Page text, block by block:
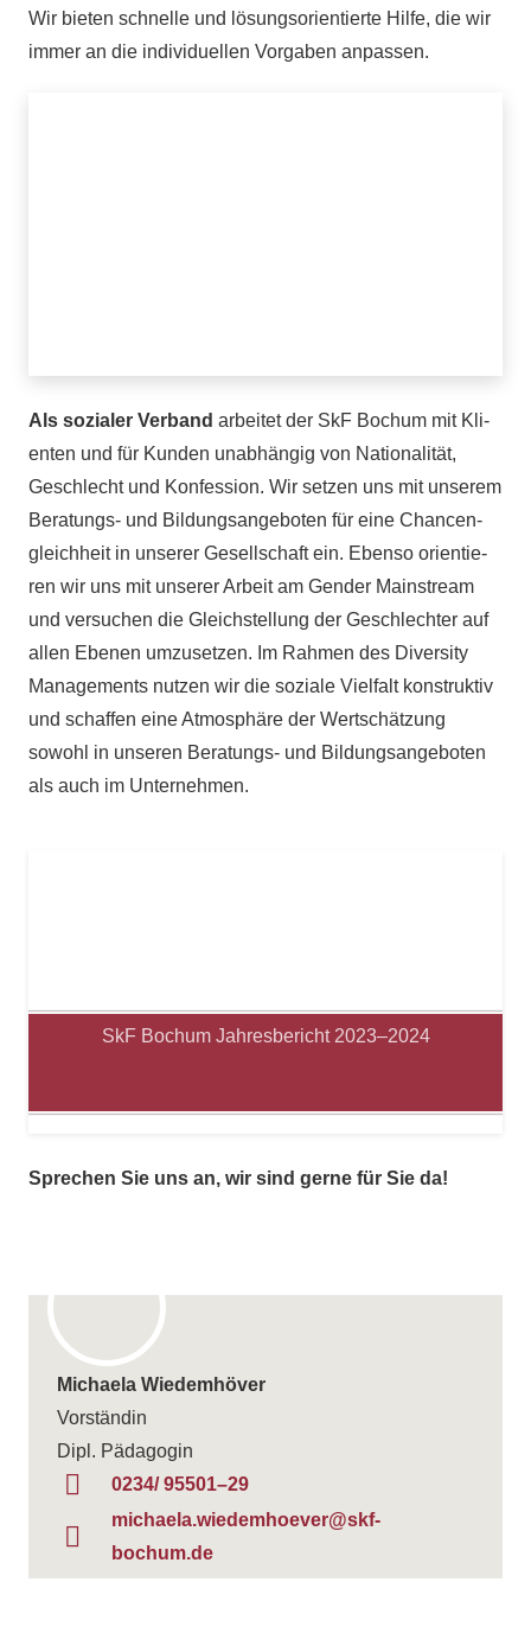
Wir bie­ten schnelle und lösungs­ori­en­tierte Hilfe, die wir
immer an die indi­vi­du­el­len Vor­ga­ben anpassen.
Als sozia­ler Ver­band arbei­tet der SkF Bochum mit Kli­
en­ten und für Kun­den unab­hän­gig von Natio­na­li­tät,
Geschlecht und Kon­fes­sion. Wir set­zen uns mit unse­rem
Bera­­tungs- und Bil­dungs­an­ge­bo­ten für eine Chan­cen­
gleich­heit in unse­rer Gesell­schaft ein. Ebenso ori­en­tie­
ren wir uns mit unse­rer Arbeit am Gen­der Main­stream
und ver­su­chen die Gleich­stel­lung der Geschlech­ter auf
allen Ebe­nen umzu­set­zen. Im Rah­men des Diver­sity
Manage­ments nut­zen wir die soziale Viel­falt kon­struk­tiv
und schaf­fen eine Atmo­sphäre der Wert­schät­zung
sowohl in unse­ren Bera­­tungs- und Bil­dungs­an­ge­bo­ten
als auch im Unternehmen.
SkF Bochum Jah­res­be­richt 2023–2024
Spre­chen Sie uns an, wir sind gerne für Sie da!
Michaela Wie­dem­hö­ver
Vorständin
Dipl. Pädagogin
0234/ 95501–29
michaela.wiedemhoever@skf-
bochum.de